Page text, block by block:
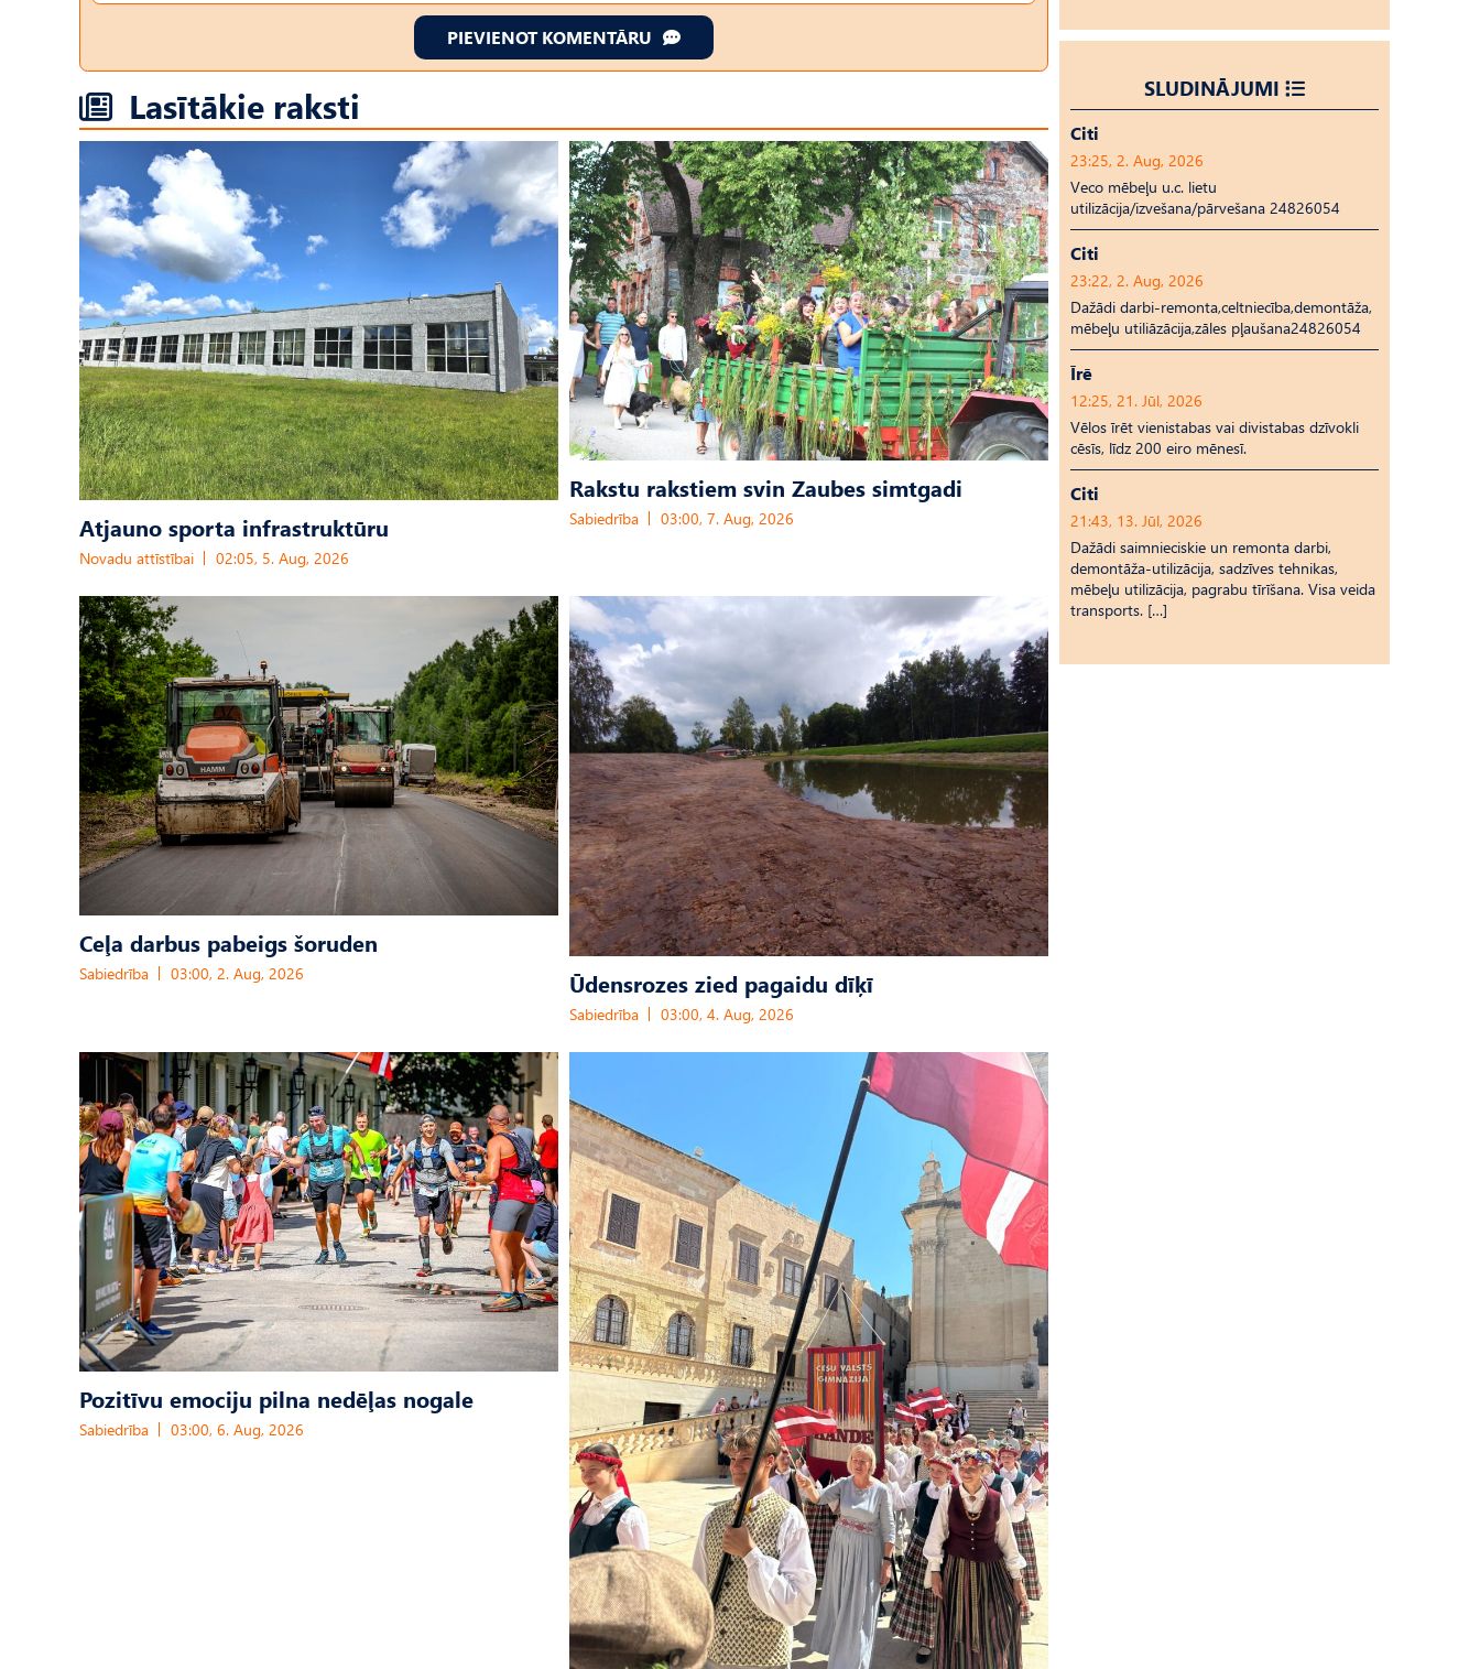
PIEVIENOT KOMENTĀRU
Lasītākie raksti
Atjauno sporta infrastruktūru
Novadu attīstībai 02:05, 5. Aug, 2026
Rakstu rakstiem svin Zaubes simtgadi
Sabiedrība 03:00, 7. Aug, 2026
Ceļa darbus pabeigs šoruden
Sabiedrība 03:00, 2. Aug, 2026 Ūdensrozes zied pagaidu dīķī
Sabiedrība 03:00, 4. Aug, 2026
Pozitīvu emociju pilna nedēļas nogale
Sabiedrība 03:00, 6. Aug, 2026
SLUDINĀJUMI
Citi
23:25, 2. Aug, 2026
Veco mēbeļu u.c. lietu
utilizācija/izvešana/pārvešana 24826054
Citi
23:22, 2. Aug, 2026
Dažādi darbi-remonta,celtniecība,demontāža,
mēbeļu utiliāzācija,zāles pļaušana24826054
Īrē
12:25, 21. Jūl, 2026
Vēlos īrēt vienistabas vai divistabas dzīvokli
cēsīs, līdz 200 eiro mēnesī.
Citi
21:43, 13. Jūl, 2026
Dažādi saimnieciskie un remonta darbi,
demontāža-utilizācija, sadzīves tehnikas,
mēbeļu utilizācija, pagrabu tīrīšana. Visa veida
transports. […]